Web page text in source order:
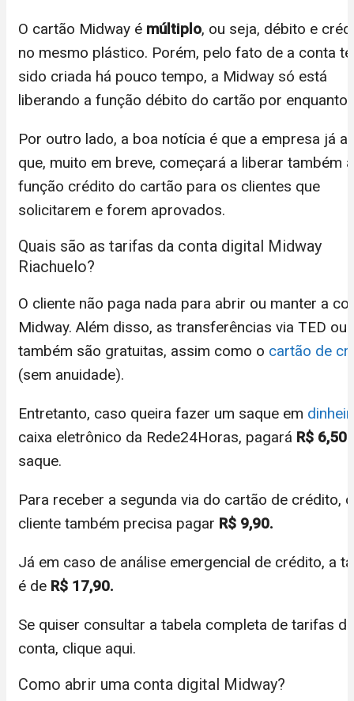
O cartão Midway é múltiplo, ou seja, débito e
no mesmo plástico. Porém, pelo fato de a conta
sido criada há pouco tempo, a Midway só está
liberando a função débito do cartão por enquanto.
Por outro lado, a boa notícia é que a empresa já
que, muito em breve, começará a liberar também a
função crédito do cartão para os clientes que
solicitarem e forem aprovados.
Quais são as tarifas da conta digital Midway
Riachuelo?
O cliente não paga nada para abrir ou manter a
Midway. Além disso, as transferências via TED ou
também são gratuitas, assim como o cartão de
(sem anuidade).
Entretanto, caso queira fazer um saque em
caixa eletrônico da Rede24Horas, pagará R$ 6,50
saque.
Para receber a segunda via do cartão de crédito, o
cliente também precisa pagar R$ 9,90.
Já em caso de análise emergencial de crédito, a
é de R$ 17,90.
Se quiser consultar a tabela completa de tarifas da
conta, clique aqui.
Como abrir uma conta digital Midway?